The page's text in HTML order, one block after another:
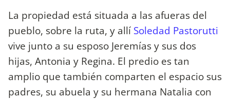
La propiedad está situada a las afueras del
pueblo, sobre la ruta, y allí Soledad Pastorutti
vive junto a su esposo Jeremías y sus dos
hijas, Antonia y Regina. El predio es tan
amplio que también comparten el espacio sus
padres, su abuela y su hermana Natalia con